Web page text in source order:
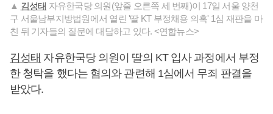
▲ 김성태 자유한국당 의원(앞줄 오른쪽 세 번째)이 17일 서울 양천
구 서울남부지방법원에서 열린 '딸 KT 부정채용 의혹' 1심 재판을 마
친 뒤 기자들의 질문에 대답하고 있다. <연합뉴스>
김성태 자유한국당 의원이 딸의 KT 입사 과정에서 부정
한 청탁을 했다는 혐의와 관련해 1심에서 무죄 판결을
받았다.